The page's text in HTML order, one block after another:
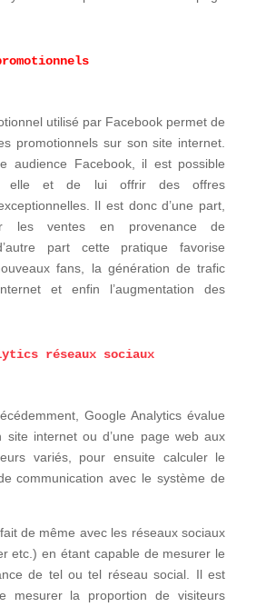
utilisé par Facebook permet de
promotionnels sur son site internet.
audience Facebook, il est possible
elle et de lui offrir des offres
Il est donc d’une part,
les ventes en provenance de
part cette pratique favorise
fans, la génération de trafic
et enfin l’augmentation des
réseaux sociaux
Google Analytics évalue
site internet ou d’une page web aux
variés, pour ensuite calculer le
communication avec le système de
de même avec les réseaux sociaux
etc.) en étant capable de mesurer le
de tel ou tel réseau social. Il est
mesurer la proportion de visiteurs